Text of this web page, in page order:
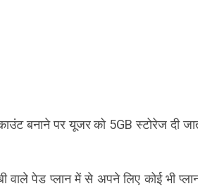
बनाने पर यूजर को 5GB स्टोरेज दी
पेड प्लान में से अपने लिए कोई भी